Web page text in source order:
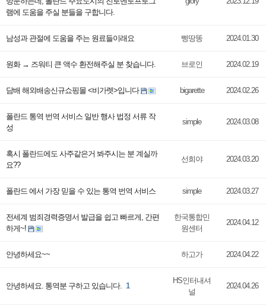
램에 도움을 주실 분들을 구합니다.
남성과 관절에 도움을 주는 원료들이래요 삥땅똥 2024.01.30
원화 → 즈워티 큰 액수 환전해주실 분 찾습니다. 브로인 2024.02.19
담배 해외배송신규쇼핑몰 <비가렛>입니다 bigarette 2024.02.26
폴란드 통역 번역 서비스 일반 행사 법정 서류 작
성
simple 2024.03.08
혹시 폴란드에도 사주같은거 봐주시는 분 계실까
요??
선희야 2024.03.20
폴란드 에서 가장 믿을 수 있는 통역 번역 서비스 simple 2024.03.27
전세계 범죄경력증명서 발급을 쉽고 빠르게, 간편
하게~!
한국통합민
원센터
2024.04.12
안녕하세요~~ 하고가 2024.04.22
안녕하세요. 통역분 구하고 있습니다. 1
HS인터내셔
널
2024.04.26